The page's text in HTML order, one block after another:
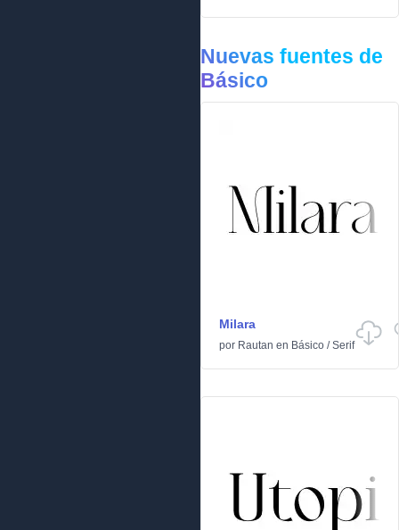
Nuevas fuentes de
Básico
Milara
por Rautan en Básico /Serif